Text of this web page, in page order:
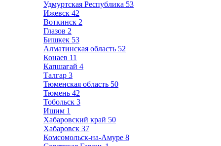
Удмуртская Республика 53
Ижевск 42
Воткинск 2
Глазов 2
Бишкек 53
Алматинская область 52
Конаев 11
Капшагай 4
Талгар 3
Тюменская область 50
Тюмень 42
Тобольск 3
Ишим 1
Хабаровский край 50
Хабаровск 37
Комсомольск-на-Амуре 8